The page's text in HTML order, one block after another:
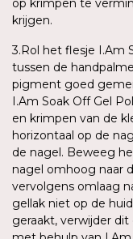
op krimpen te
krijgen.
3.Rol het flesje I.Am
tussen de
pigment goed
I.Am Soak Off Gel
en krimpen van de
horizontaal op de
de nagel. Beweeg
nagel omhoog naar
vervolgens omlaag
gellak niet op de
geraakt, verwijder